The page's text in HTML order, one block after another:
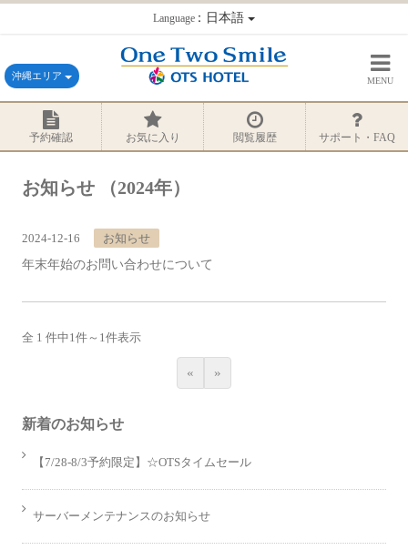
Language：日本語
沖縄エリア MENU
予約確認 お気に入り 閲覧履歴 サポート・FAQ
お知らせ （2024年）
2024-12-16
お知らせ
年末年始のお問い合わせについて
全 1 件中1件～ 1件表示
« »
新着のお知らせ
【7/28-8/3予約限定】☆OTSタイムセール
サーバーメンテナンスのお知らせ